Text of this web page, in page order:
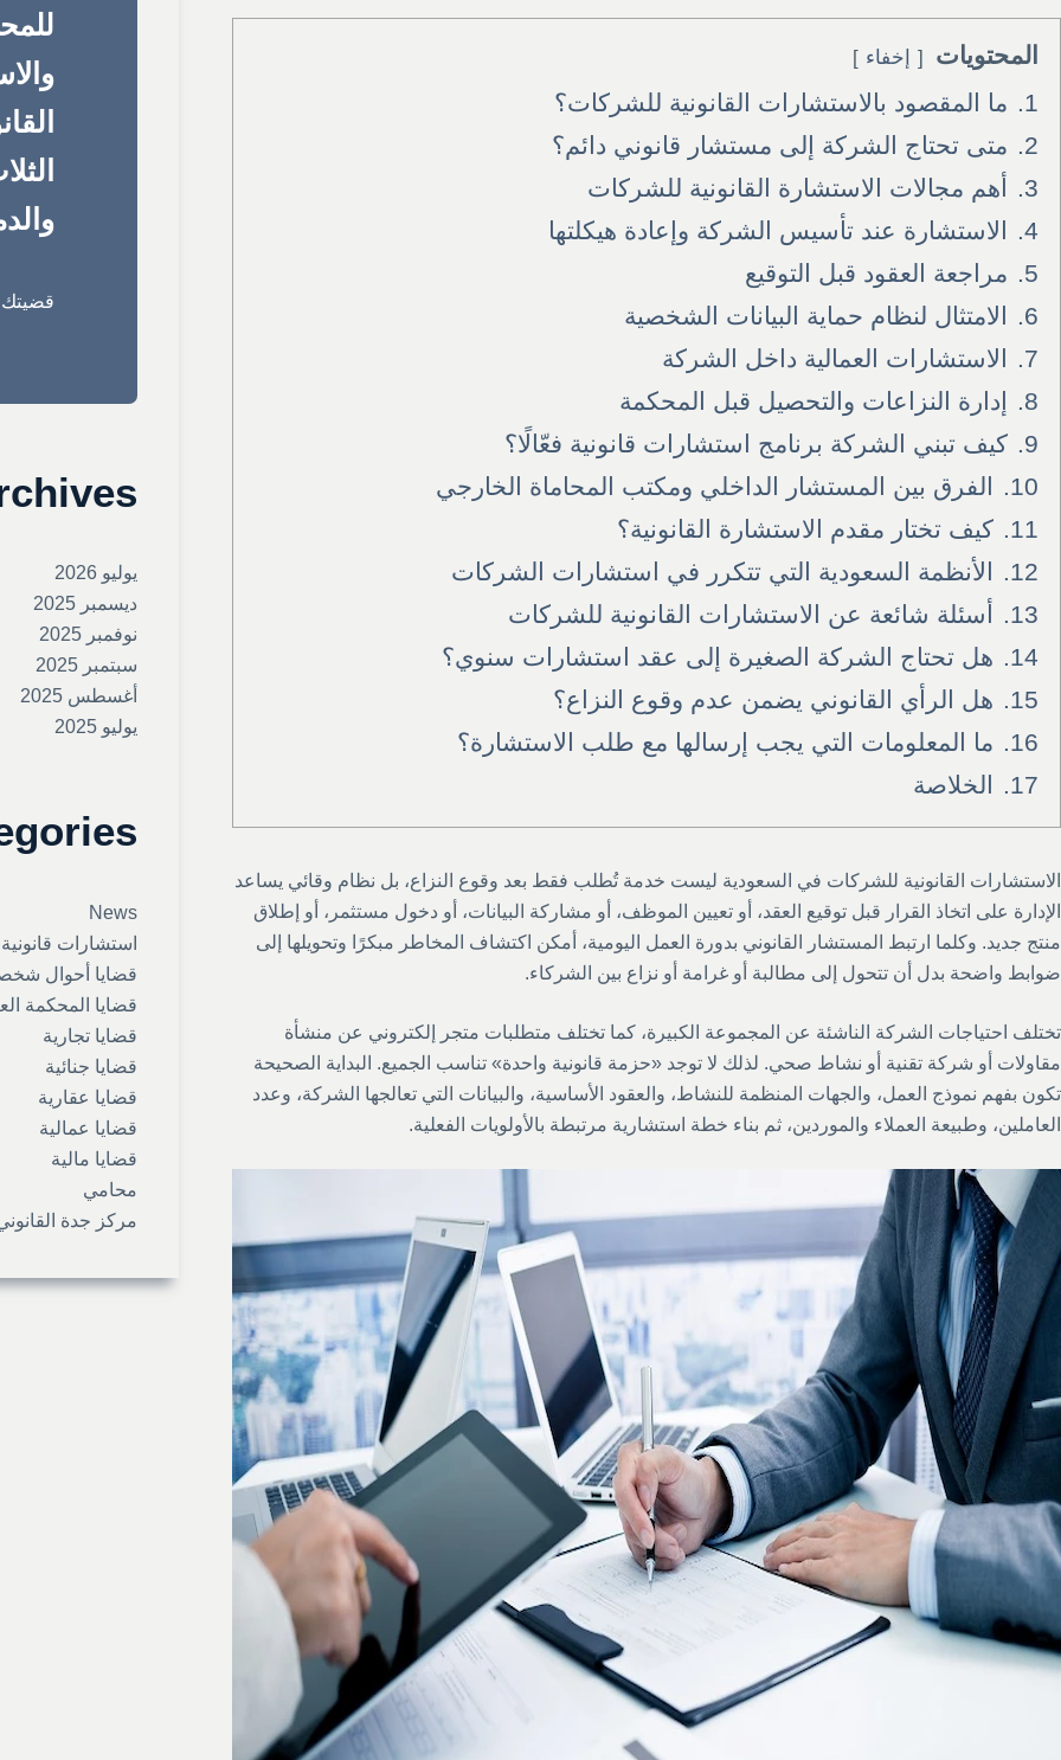
المحتويات إخفاء
1.
ما المقصود بالاستشارات القانونية للشركات؟
2.
متى تحتاج الشركة إلى مستشار قانوني دائم؟
3.
أهم مجالات الاستشارة القانونية للشركات
4.
الاستشارة عند تأسيس الشركة وإعادة هيكلتها
5.
مراجعة العقود قبل التوقيع
6.
الامتثال لنظام حماية البيانات الشخصية
7.
الاستشارات العمالية داخل الشركة
8.
إدارة النزاعات والتحصيل قبل المحكمة
9.
كيف تبني الشركة برنامج استشارات قانونية فعّالًا؟
10.
الفرق بين المستشار الداخلي ومكتب المحاماة الخارجي
11.
كيف تختار مقدم الاستشارة القانونية؟
12.
الأنظمة السعودية التي تتكرر في استشارات الشركات
13.
أسئلة شائعة عن الاستشارات القانونية للشركات
14.
هل تحتاج الشركة الصغيرة إلى عقد استشارات سنوي؟
15.
هل الرأي القانوني يضمن عدم وقوع النزاع؟
16.
ما المعلومات التي يجب إرسالها مع طلب الاستشارة؟
17.
الخلاصة
الاستشارات القانونية للشركات في السعودية ليست خدمة تُطلب فقط بعد وقوع النزاع، بل نظام وقائي يساعد
الإدارة على اتخاذ القرار قبل توقيع العقد، أو تعيين الموظف، أو مشاركة البيانات، أو دخول مستثمر، أو إطلاق
منتج جديد. وكلما ارتبط المستشار القانوني بدورة العمل اليومية، أمكن اكتشاف المخاطر مبكرًا وتحويلها إلى
ضوابط واضحة بدل أن تتحول إلى مطالبة أو غرامة أو نزاع بين الشركاء.
تختلف احتياجات الشركة الناشئة عن المجموعة الكبيرة، كما تختلف متطلبات متجر إلكتروني عن منشأة
مقاولات أو شركة تقنية أو نشاط صحي. لذلك لا توجد «حزمة قانونية واحدة» تناسب الجميع. البداية الصحيحة
تكون بفهم نموذج العمل، والجهات المنظمة للنشاط، والعقود الأساسية، والبيانات التي تعالجها الشركة، وعدد
العاملين، وطبيعة العملاء والموردين، ثم بناء خطة استشارية مرتبطة بالأولويات الفعلية.
قضيتك
يوليو 2026
ديسمبر 2025
نوفمبر 2025
سبتمبر 2025
أغسطس 2025
يوليو 2025
News
استشارات قانونية
قضايا أحوال
قضايا المحكمة
قضايا تجارية
قضايا جنائية
قضايا عقارية
قضايا عمالية
قضايا مالية
محامي
مركز جدة